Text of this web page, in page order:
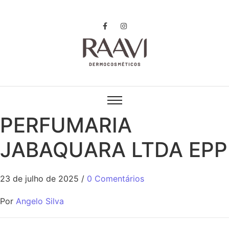
PERFUMARIA
JABAQUARA LTDA EPP
23 de julho de 2025 / 0 Comentários
Por Angelo Silva